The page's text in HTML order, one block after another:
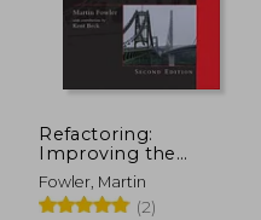
Refactoring:
Improving the
Design of Existing
Code (en Inglés)
Fowler, Martin
(2)